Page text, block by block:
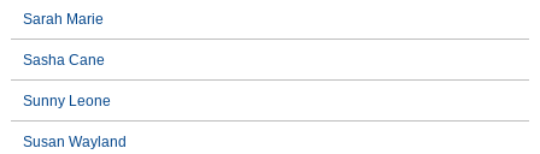
Sarah Marie
Sasha Cane
Sunny Leone
Susan Wayland